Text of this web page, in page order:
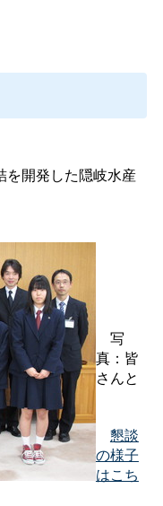
開発した隠岐水産
写
真：皆
さんと
懇談
の様子
はこち